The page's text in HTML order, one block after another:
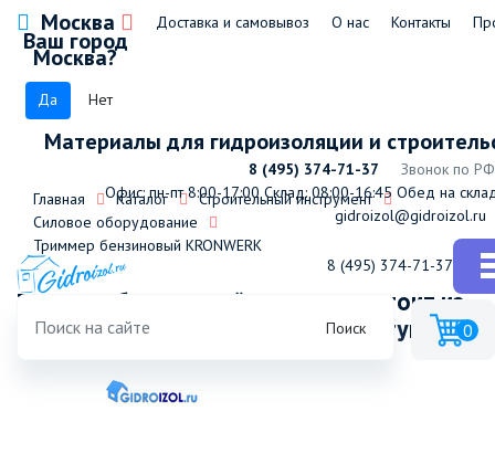
Москва
Ваш город
Москва?
Да Нет
Доставка и самовывоз О нас Контакты
Материалы для гидроизоляции и
8 (495) 374-71-37
Звонок по
Офис: пн-пт 8:00-17:00 Склад: 08:00-16:45 Обед на
gidroizol@gidroizol.ru
8 (495) 374-71-37
Поиск 0
Главная Каталог
Строительный инструмент
Силовое оборудование
Триммер бензиновый KRONWERK
Триммер бензиновый KC-1800, состоит из
2 частей, 1,8 л.с., 32,6 см3 (диск+катушка)